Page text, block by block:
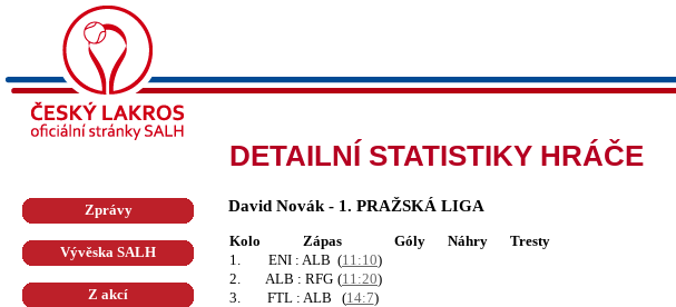
DETAILNÍ STATISTIKY HRÁČE
Zprávy
Vývěska SALH
Z akcí
David Novák - 1. PRAŽSKÁ LIGA
Kolo Zápas Góly Náhry
Tresty
1.
ENI : ALB (11:10)
2.
ALB : RFG (11:20)
3.
FTL : ALB (14:7)